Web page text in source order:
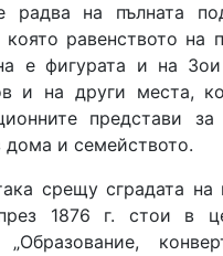
радва на пълната
равенството на
е фигурата и на
и на други места,
представи
дома и семейството.
срещу сградата на
1876 г. стои в